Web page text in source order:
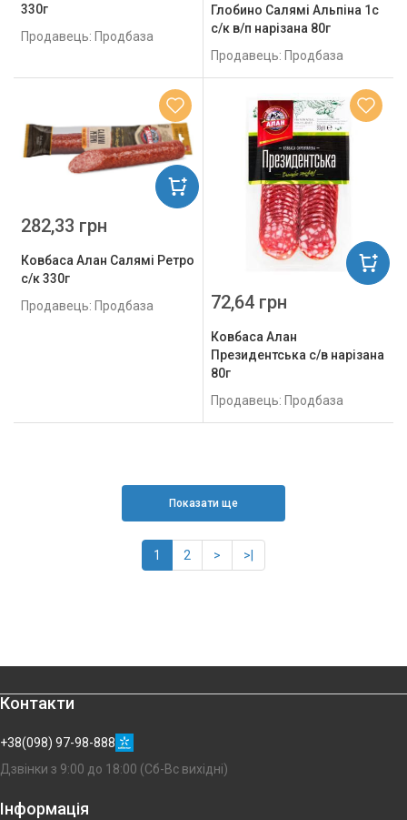
330г
Продавець: Продбаза
Глобино Салямі Альпіна 1с
с/к в/п нарізана 80г
Продавець: Продбаза
Ковбаса Алан Салямі Ретро
с/к 330г
Продавець: Продбаза
282,33 грн
Ковбаса Алан
Президентська с/в нарізана
80г
Продавець: Продбаза
72,64 грн
Показати ще
1 2 > >|
Контакти
+38(098) 97-98-888
Дзвінки з 9:00 до 18:00 (Сб-Вс вихідні)
Інформація